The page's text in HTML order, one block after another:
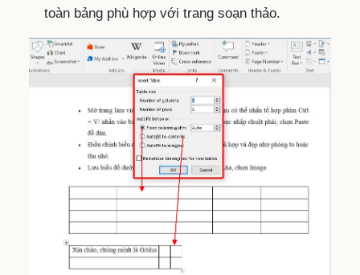
toàn bảng phù hợp với trang soạn thảo.